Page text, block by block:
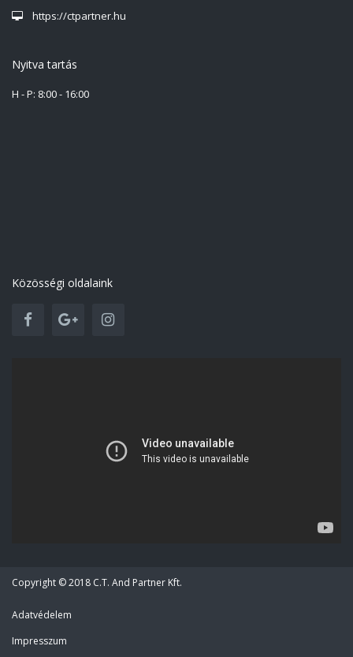
https://ctpartner.hu
Nyitva tartás
H - P: 8:00 - 16:00
Közösségi oldalaink
Copyright © 2018 C.T. And Partner Kft.
Adatvédelem
Impresszum